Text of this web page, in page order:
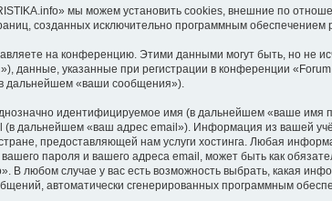
мы можем установить cookies, внешние по
созданных исключительно программным обеспечением
на конференцию. Этими данными могут быть, но
данные, указанные при регистрации в конференции
дальнейшем «ваши сообщения»).
идентифицируемое имя (в дальнейшем «ваше имя
дальнейшем «ваш адрес email»). Информация из вашей
предоставляющей нам услуги хостинга. Любая
пароля и вашего адреса email, может быть как
В любом случае у вас есть возможность выбрать, какая
автоматически сгенерированных программным